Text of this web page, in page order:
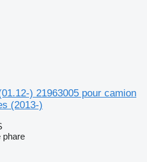
) 21963005 pour camion
(2013-)
phare